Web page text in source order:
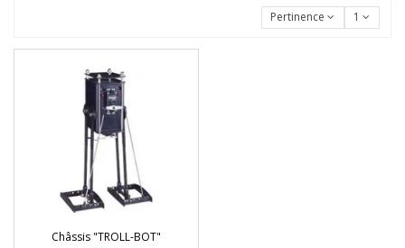
Pertinence 1
Châssis "TROLL-BOT"